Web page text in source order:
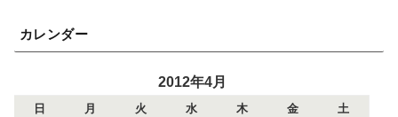
カレンダー
2012年4月
日 月 火 水 木 金
土